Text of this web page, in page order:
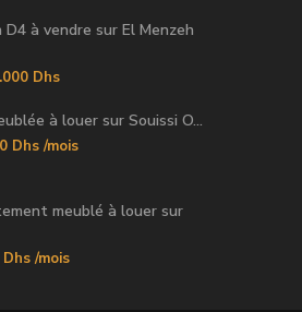
D4 à vendre sur El Menzeh
Dhs
à louer sur Souissi O...
Dhs /mois
meublé à louer sur
/mois